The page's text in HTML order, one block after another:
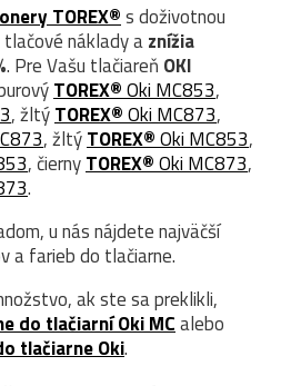
TOREX®s doživotnou
náklady aznížia
. Pre Vašu tlačiareň OKI
TOREX®Oki MC853,
, žltýTOREX®Oki MC873,
, žltýTOREX®Oki MC853,
, čiernyTOREX®Oki MC873,
.
u nás nájdete najväčší
a farieb do tlačiarne.
ak ste sa preklikli,
do tlačiarní Oki MCalebo
tlačiarne Oki.